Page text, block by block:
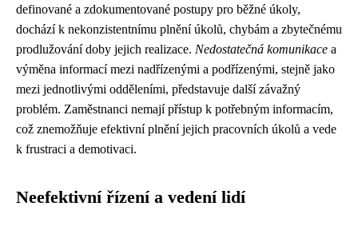
definované a zdokumentované postupy pro běžné úkoly,
dochází k nekonzistentnímu plnění úkolů, chybám a zbytečnému
prodlužování doby jejich realizace. Nedostatečná komunikace a
výměna informací mezi nadřízenými a podřízenými, stejně jako
mezi jednotlivými odděleními, představuje další závažný
problém. Zaměstnanci nemají přístup k potřebným informacím,
což znemožňuje efektivní plnění jejich pracovních úkolů a vede
k frustraci a demotivaci.
Neefektivní řízení a vedení lidí